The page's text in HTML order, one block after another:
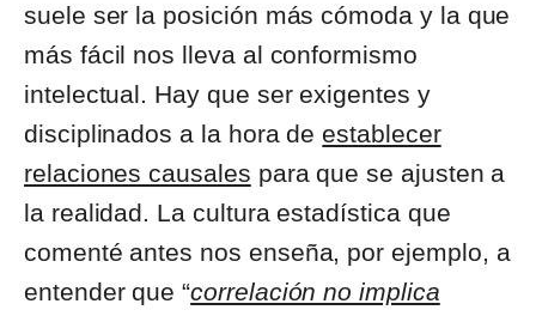
suele ser la posición más cómoda y la que
más fácil nos lleva al conformismo
intelectual. Hay que ser exigentes y
disciplinados a la hora de establecer
relaciones causales para que se ajusten a
la realidad. La cultura estadística que
comenté antes nos enseña, por ejemplo, a
entender que “correlación no implica